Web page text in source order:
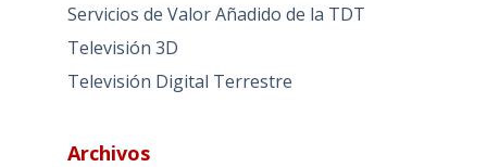
Servicios de Valor Añadido de la TDT
Televisión 3D
Televisión Digital Terrestre
Archivos